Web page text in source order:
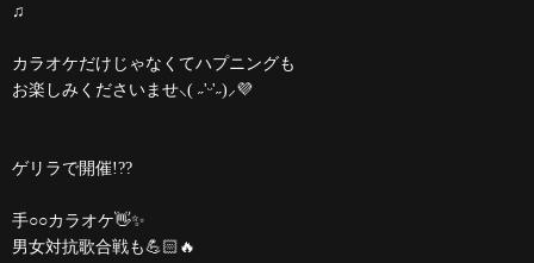
♫
カラオケだけじゃなくてハプニングも
お楽しみくださいませ⸜( ˶'ᵕ'˶)⸝💜
ゲリラで開催!??
手○○カラオケ👋✨
男女対抗歌合戦も💪🏻🔥